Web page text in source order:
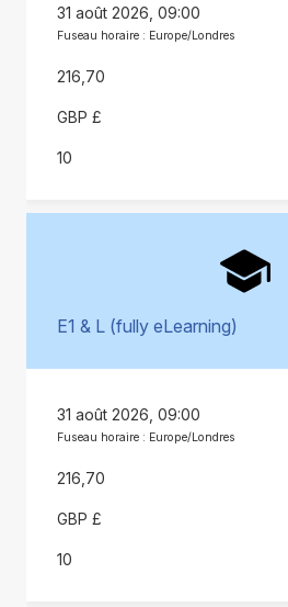
31 août 2026, 09:00
Fuseau horaire : Europe/Londres
216,70
GBP £
10
E1 & L (fully eLearning)
31 août 2026, 09:00
Fuseau horaire : Europe/Londres
216,70
GBP £
10